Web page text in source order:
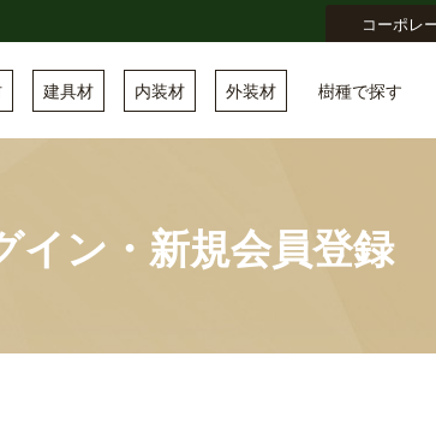
コーポレ
建具材 内装材 外装材 樹種で探す
イン・新規会員登録